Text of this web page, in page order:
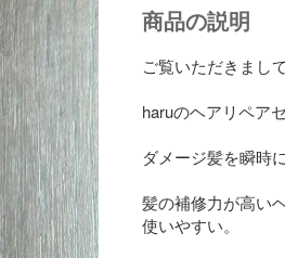
商品の説明
ご覧いただきまし
haruのヘアリペア
ダメージ髪を瞬時
髪の補修力が高い
使いやすい。